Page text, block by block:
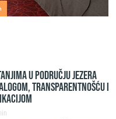
u području jezera
transparentnošću i